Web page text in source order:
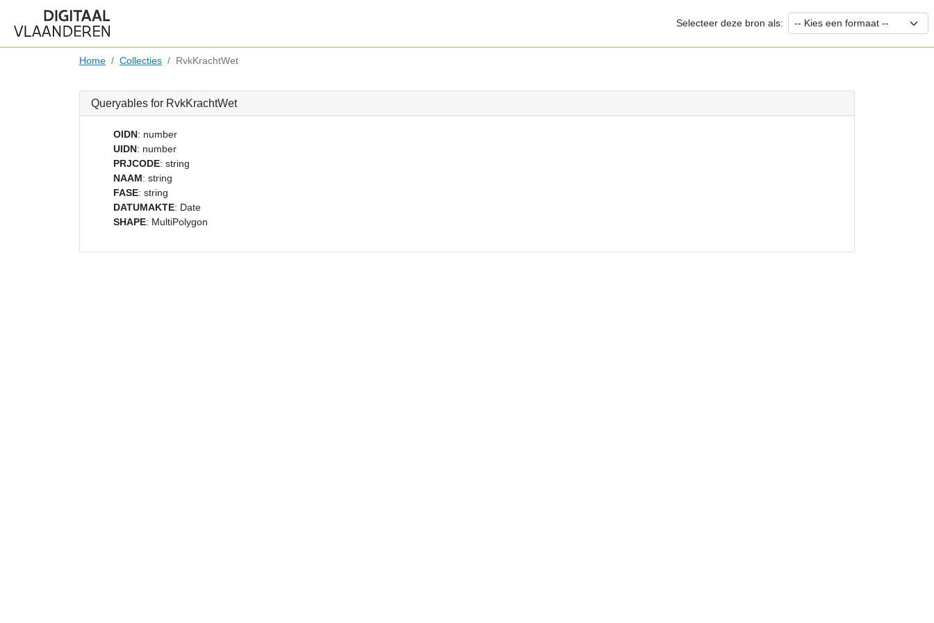
Selecteer deze bron als:
Home Collecties RvkKrachtWet
Queryables for RvkKrachtWet
OIDN: number
UIDN: number
PRJCODE: string
NAAM: string
FASE: string
DATUMAKTE: Date
SHAPE: MultiPolygon